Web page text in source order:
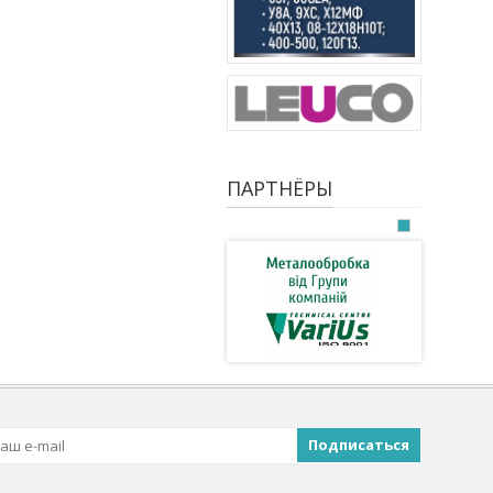
ПАРТНЁРЫ